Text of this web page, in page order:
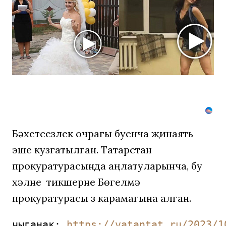
оставит
вас
без
слов!
10
Бәхетсезлек очрагы буенча җинаять
эше кузгатылган. Татарстан
прокуратурасында аңлатуларынча, бу
хәлне тикшерүне Бөгелмә
прокуратурасы үз карамагына алган.